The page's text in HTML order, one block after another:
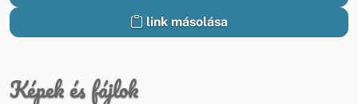
link másolása
Képek és fájlok